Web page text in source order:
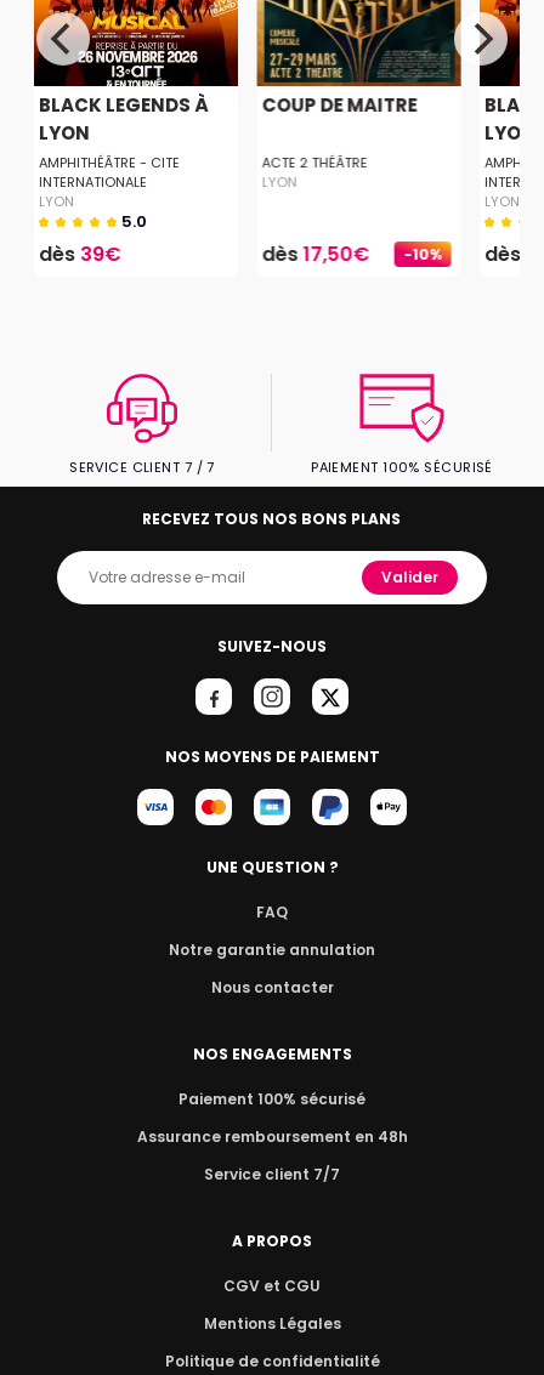
BLACK LEGENDS À
LYON
AMPHITHÉÂTRE - CITE
INTERNATIONALE
LYON
5.0
dès 39€ -10%
COUP DE MAITRE
ACTE 2 THÉÂTRE
LYON
dès17,50€
LYON
LYON
dès
SERVICE CLIENT 7 / 7 PAIEMENT 100% SÉCURISÉ
SUIVEZ-NOUS
NOS MOYENS DE PAIEMENT
RECEVEZ TOUS NOS BONS PLANS
Valider
UNE QUESTION ?
FAQ
Notre garantie annulation
Nous contacter
NOS ENGAGEMENTS
Paiement 100% sécurisé
Assurance remboursement en 48h
Service client 7/7
A PROPOS
CGV et CGU
Mentions Légales
Politique de confidentialité